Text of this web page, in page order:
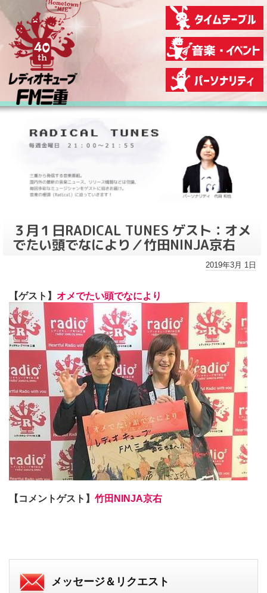
３月１日RADICAL TUNES ゲスト：オメ
でたい頭でなにより／竹田NINJA京右
2019年3月 1日
【ゲスト】オメでたい頭でなにより
【コメントゲスト】竹田NINJA京右
メッセージ＆リクエスト